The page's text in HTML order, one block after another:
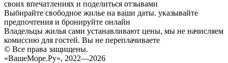
своих впечатлениях и поделиться отзывами
Выбирайте свободное жилье на ваши даты. указывайте
предпочтения и бронируйте онлайн
Владельцы жилья сами устанавливают цены, мы не начисляем
комиссию для гостей. Вы не переплачиваете
© Все права защищены.
«ВашеМоре.Ру», 2022—2026